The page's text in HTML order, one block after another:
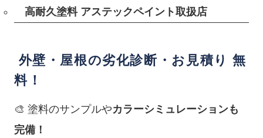
高耐久塗料 アステックペイント取扱店
外壁・屋根の劣化診断・お見積り 無
料！
🎨 塗料のサンプルやカラーシミュレーションも
完備！